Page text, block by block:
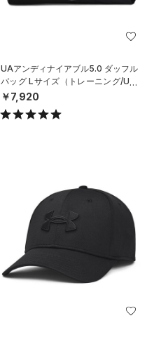
UAアンディナイアブル5.0 ダッフル
バッグ Lサイズ（トレーニング/UNI
SEX）
￥7,920